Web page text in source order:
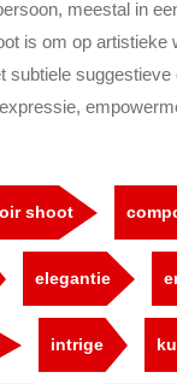
meestal in
is om op artistieke
shoot
elegantie
intrige